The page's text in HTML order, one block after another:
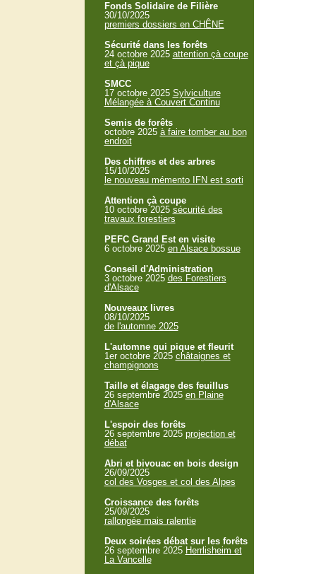
Fonds Solidaire de Filière
30/10/2025
premiers dossiers en CHÊNE
Sécurité dans les forêts
24 octobre 2025 attention çà coupe
et çà pique
SMCC
17 octobre 2025 Sylviculture
Mélangée à Couvert Continu
Semis de forêts
octobre 2025 à faire tomber au bon
endroit
Des chiffres et des arbres
15/10/2025
le nouveau mémento IFN est sorti
Attention çà coupe
10 octobre 2025 sécurité des
travaux forestiers
PEFC Grand Est en visite
6 octobre 2025 en Alsace bossue
Conseil d'Administration
3 octobre 2025 des Forestiers
d'Alsace
Nouveaux livres
08/10/2025
de l'automne 2025
L'automne qui pique et fleurit
1er octobre 2025 châtaignes et
champignons
Taille et élagage des feuillus
26 septembre 2025 en Plaine
d'Alsace
L'espoir des forêts
26 septembre 2025 projection et
débat
Abri et bivouac en bois design
26/09/2025
col des Vosges et col des Alpes
Croissance des forêts
25/09/2025
rallongée mais ralentie
Deux soirées débat sur les forêts
26 septembre 2025 Herrlisheim et
La Vancelle